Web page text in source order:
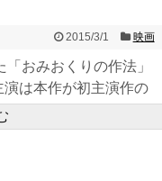
2015/3/1 映画
おみおくりの作法」
は本作が初主演作の